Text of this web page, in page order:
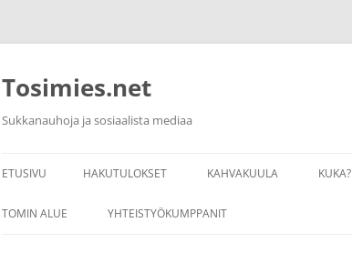
Siirry
Tosimies.net
Sukkanauhoja ja sosiaalista mediaa
ETUSIVU HAKUTULOKSET KAHVAKUULA
KAHVAKUULA LINKKEJÄ
KUKA?
TOMIN ALUE YHTEISTYÖKUMPPANIT